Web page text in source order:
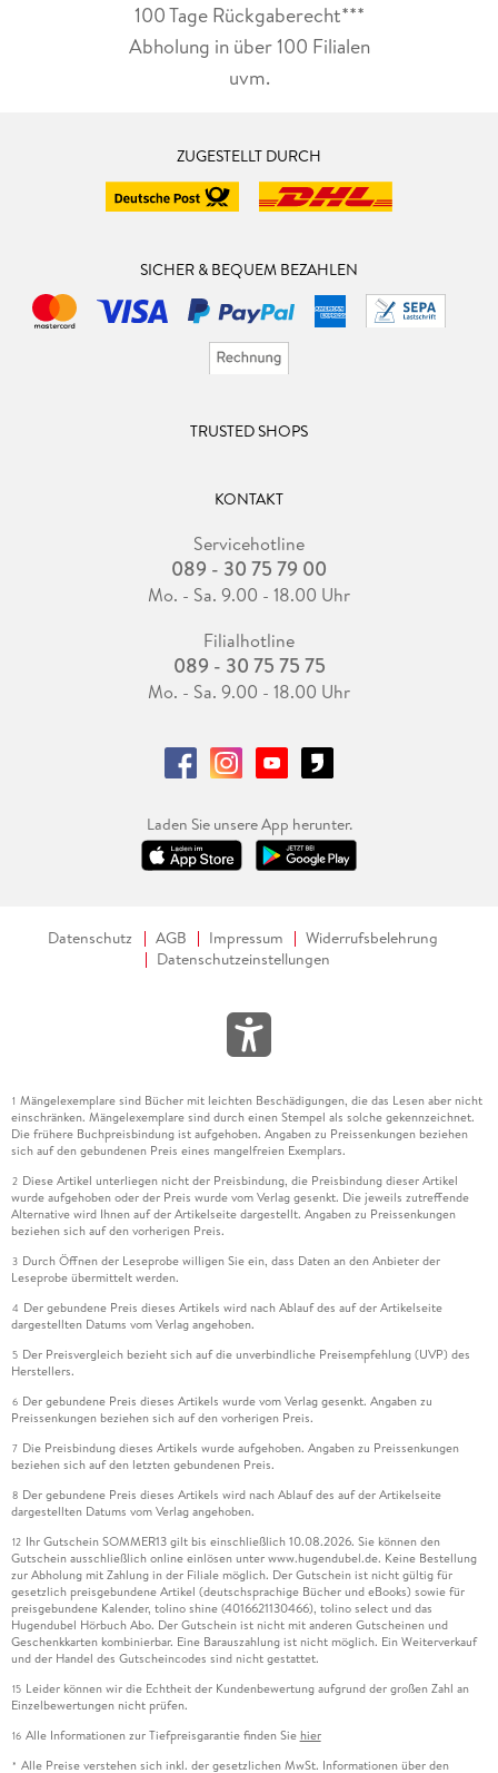
100 Tage Rückgaberecht***
Abholung in über 100 Filialen
uvm.
ZUGESTELLT DURCH
SICHER & BEQUEM BEZAHLEN
TRUSTED SHOPS
KONTAKT
Servicehotline
089 - 30 75 79 00
Mo. - Sa. 9.00 - 18.00 Uhr
Filialhotline
089 - 30 75 75 75
Mo. - Sa. 9.00 - 18.00 Uhr
Laden Sie unsere App herunter.
Datenschutz AGB Impressum
Widerrufsbelehrung
Datenschutzeinstellungen
1 Mängelexemplare sind Bücher mit leichten Beschädigungen, die das Lesen aber nicht
einschränken. Mängelexemplare sind durch einen Stempel als solche gekennzeichnet.
Die frühere Buchpreisbindung ist aufgehoben. Angaben zu Preissenkungen beziehen
sich auf den gebundenen Preis eines mangelfreien Exemplars.
2 Diese Artikel unterliegen nicht der Preisbindung, die Preisbindung dieser Artikel
wurde aufgehoben oder der Preis wurde vom Verlag gesenkt. Die jeweils zutreffende
Alternative wird Ihnen auf der Artikelseite dargestellt. Angaben zu Preissenkungen
beziehen sich auf den vorherigen Preis.
3 Durch Öffnen der Leseprobe willigen Sie ein, dass Daten an den Anbieter der
Leseprobe übermittelt werden.
4 Der gebundene Preis dieses Artikels wird nach Ablauf des auf der Artikelseite
dargestellten Datums vom Verlag angehoben.
5 Der Preisvergleich bezieht sich auf die unverbindliche Preisempfehlung (UVP) des
Herstellers.
6 Der gebundene Preis dieses Artikels wurde vom Verlag gesenkt. Angaben zu
Preissenkungen beziehen sich auf den vorherigen Preis.
7 Die Preisbindung dieses Artikels wurde aufgehoben. Angaben zu Preissenkungen
beziehen sich auf den letzten gebundenen Preis.
8 Der gebundene Preis dieses Artikels wird nach Ablauf des auf der Artikelseite
dargestellten Datums vom Verlag angehoben.
12 Ihr Gutschein SOMMER13 gilt bis einschließlich 10.08.2026. Sie können den
Gutschein ausschließlich online einlösen unter www.hugendubel.de. Keine Bestellung
zur Abholung mit Zahlung in der Filiale möglich. Der Gutschein ist nicht gültig für
gesetzlich preisgebundene Artikel (deutschsprachige Bücher und eBooks) sowie für
preisgebundene Kalender, tolino shine (4016621130466), tolino select und das
Hugendubel Hörbuch Abo. Der Gutschein ist nicht mit anderen Gutscheinen und
Geschenkkarten kombinierbar. Eine Barauszahlung ist nicht möglich. Ein Weiterverkauf
und der Handel des Gutscheincodes sind nicht gestattet.
15 Leider können wir die Echtheit der Kundenbewertung aufgrund der großen Zahl an
Einzelbewertungen nicht prüfen.
16 Alle Informationen zur Tiefpreisgarantie finden Sie hier
* Alle Preise verstehen sich inkl. der gesetzlichen MwSt. Informationen über den